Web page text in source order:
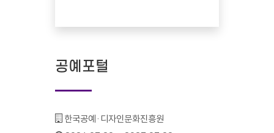
공예포털
기관명 :
한국공예·디자인문화진흥원